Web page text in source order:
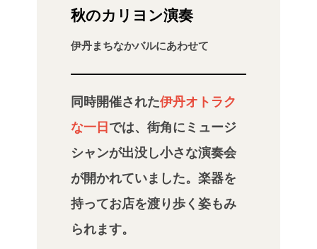
秋のカリヨン演奏
伊丹まちなかバルにあわせて
同時開催された伊丹オトラク
な一日 では、街角にミュージ
シャンが出没し小さな演奏会
が開かれていました。楽器を
持ってお店を渡り歩く姿もみ
られます。